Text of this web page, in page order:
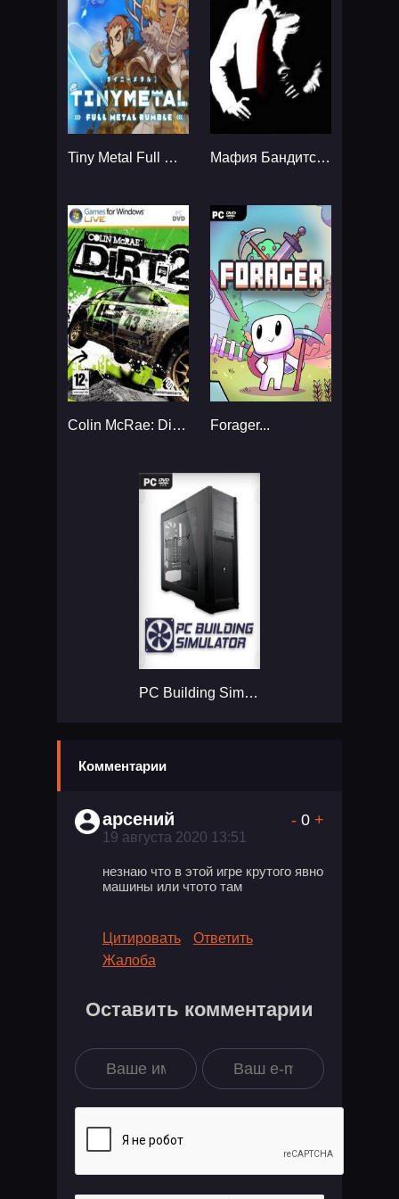
Tiny Metal Full Metal Rumble... Мафия Бандитский Петербург...
Colin McRae: DiRT 2... Forager...
PC Building Simulator...
Комментарии
арсений
19 августа 2020 13:51
незнаю что в этой игре крутого явно
машины или чтото там
Цитировать
Ответить
Жалоба
- 0 +
Оставить комментарии